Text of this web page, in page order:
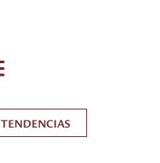
TENDENCIAS